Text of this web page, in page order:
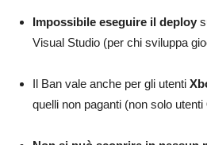
Impossibile eseguire il deploy
Visual Studio (per chi sviluppa
Il Ban vale anche per gli utenti
quelli non paganti (non solo utenti